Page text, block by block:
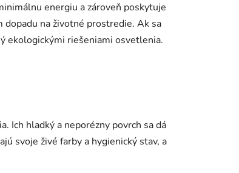
energiu a zároveň poskytuje
na životné prostredie. Ak sa
ekologickými riešeniami osvetlenia.
Ich hladký a neporézny povrch sa dá
svoje živé farby a hygienický stav, a